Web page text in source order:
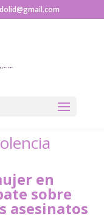
en
sobre
asesinatos